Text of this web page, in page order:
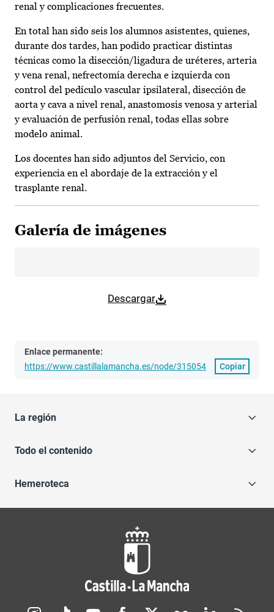
renal y complicaciones frecuentes.
En total han sido seis los alumnos asistentes, quienes,
durante dos tardes, han podido practicar distintas
técnicas como la disección/ligadura de uréteres, arteria
y vena renal, nefrectomía derecha e izquierda con
control del pedículo vascular ipsilateral, disección de
aorta y cava a nivel renal, anastomosis venosa y arterial
y evaluación de perfusión renal, todas ellas sobre
modelo animal.
Los docentes han sido adjuntos del Servicio, con
experiencia en el abordaje de la extracción y el
trasplante renal.
Galería de imágenes
Descargar
Enlace permanente:
https://www.castillalamancha.es/node/315054
Copiar
La región
Todo el contenido
Hemeroteca